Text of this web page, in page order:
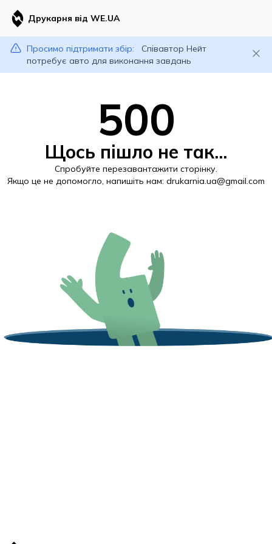
Друкарня від WE.UA
Просимо підтримати збір:
Співавтор Нейт
потребує авто для виконання завдань
500
Щось пішло не так...
Спробуйте перезавантажити сторінку.
Якщо це не допомогло, напишіть нам: drukarnia.ua@gmail.com